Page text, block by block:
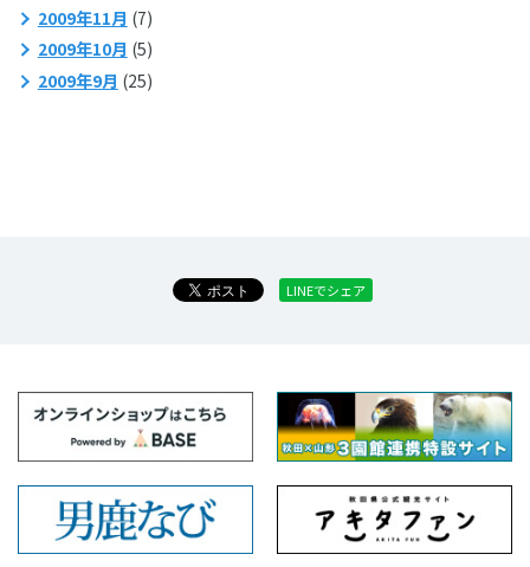
2009年11月 (7)
2009年10月 (5)
2009年9月 (25)
LINEでシェア